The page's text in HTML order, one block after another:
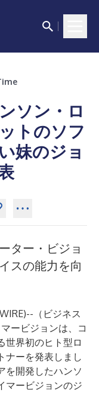
ソン・ロ
トのソフ
妹のジョ
ター・ビジョ
スの能力を向
)-- （ビジネス
ービジョンは、コ
世界初のヒト型ロ
ナーを発表しまし
を開発したハンソ
マービジョンのジ